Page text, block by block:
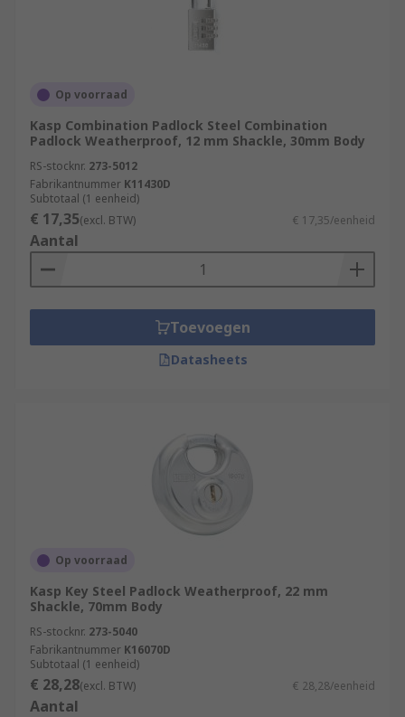
Op voorraad
Kasp Combination Padlock Steel Combination
Padlock Weatherproof, 12 mm Shackle, 30mm Body
RS-stocknr. 273-5012
Fabrikantnummer K11430D
Subtotaal (1 eenheid)
€ 17,35(excl. BTW) € 17,35/eenheid
Aantal
Toevoegen
Datasheets
Op voorraad
Kasp Key Steel Padlock Weatherproof, 22 mm
Shackle, 70mm Body
RS-stocknr. 273-5040
Fabrikantnummer K16070D
Subtotaal (1 eenheid)
€ 28,28(excl. BTW) € 28,28/eenheid
Aantal